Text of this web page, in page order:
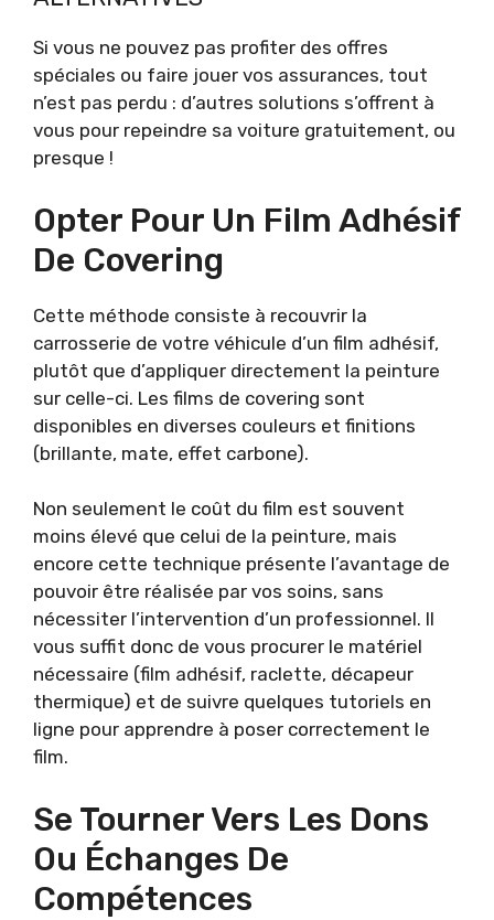
Si vous ne pouvez pas profiter des offres
spéciales ou faire jouer vos assurances, tout
n’est pas perdu : d’autres solutions s’offrent à
vous pour repeindre sa voiture gratuitement, ou
presque !
Opter Pour Un Film Adhésif
De Covering
Cette méthode consiste à recouvrir la
carrosserie de votre véhicule d’un film adhésif,
plutôt que d’appliquer directement la peinture
sur celle-ci. Les films de covering sont
disponibles en diverses couleurs et finitions
(brillante, mate, effet carbone).
Non seulement le coût du film est souvent
moins élevé que celui de la peinture, mais
encore cette technique présente l’avantage de
pouvoir être réalisée par vos soins, sans
nécessiter l’intervention d’un professionnel. Il
vous suffit donc de vous procurer le matériel
nécessaire (film adhésif, raclette, décapeur
thermique) et de suivre quelques tutoriels en
ligne pour apprendre à poser correctement le
film.
Se Tourner Vers Les Dons
Ou Échanges De
Compétences